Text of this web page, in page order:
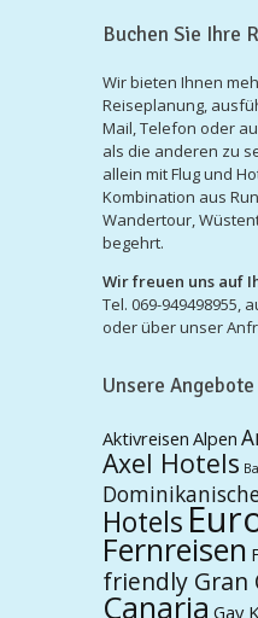
Buchen Sie Ihre
Wir bieten Ihnen
Reiseplanung,
Mail, Telefon oder
als die anderen zu
allein mit Flug und
Kombination aus
Wandertour,
begehrt.
Wir freuen uns auf
Tel. 069-949498955,
oder über unser
Unsere Angebote
Aktivreisen Alpen
Axel Hotels
Hotels
Fernreisen
friendly Gran
Canaria Gay